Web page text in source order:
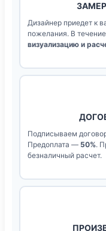
Дизайнер приедет к
пожелания. В
визуализацию и
Подписываем
Предоплата — 50%.
безналичный расчет.